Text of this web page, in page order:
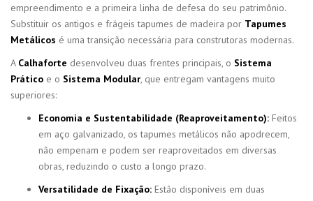
empreendimento e a primeira linha de defesa do seu patrimônio.
Substituir os antigos e frágeis tapumes de madeira por Tapumes
Metálicos é uma transição necessária para construtoras modernas.
A Calhaforte desenvolveu duas frentes principais, o Sistema
Prático e o Sistema Modular , que entregam vantagens muito
superiores:
Economia e Sustentabilidade (Reaproveitamento): Feitos
em aço galvanizado, os tapumes metálicos não apodrecem,
não empenam e podem ser reaproveitados em diversas
obras, reduzindo o custo a longo prazo.
Versatilidade de Fixação: Estão disponíveis em duas